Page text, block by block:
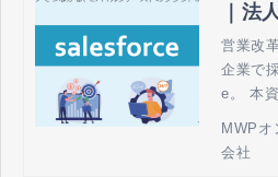
｜法
の
コネ
営業改
企業で
e。 本
徴や機
スケー
MWPオ
会社